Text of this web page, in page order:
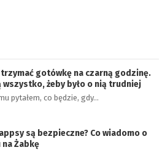
gotówkę na czarną godzinę.
wszystko, żeby było o nią trudniej
pytałem, co będzie, gdy…
są bezpieczne? Co wiadomo o
Żabkę